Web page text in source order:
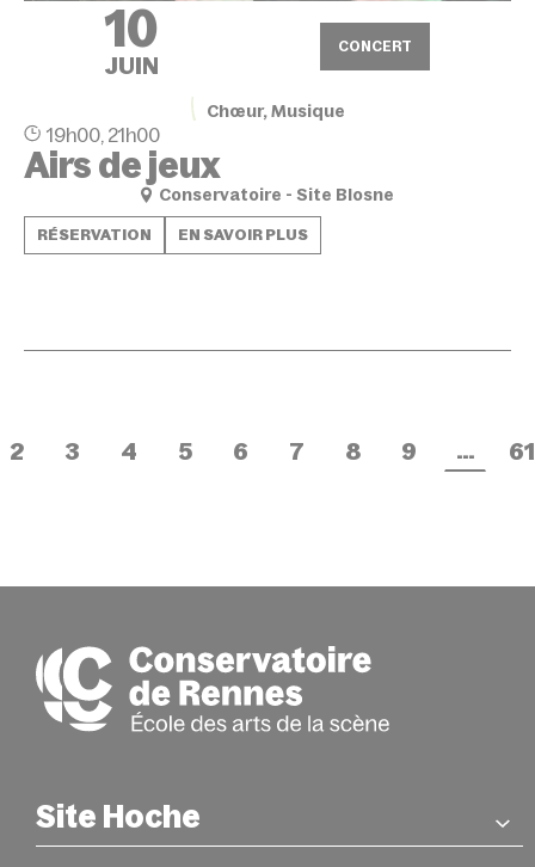
10
JUIN
CONCERT
Chœur, Musique
19h00, 21h00
Airs de jeux
Conservatoire - Site Blosne
RÉSERVATION EN SAVOIR PLUS
2 3 4 5 6 7 8 9 … 61
Site Hoche